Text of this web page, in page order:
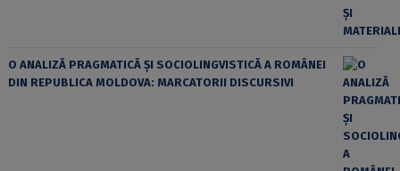
O ANALIZĂ PRAGMATICĂ ȘI SOCIOLINGVISTICĂ A ROMÂNEI
DIN REPUBLICA MOLDOVA: MARCATORII DISCURSIVI